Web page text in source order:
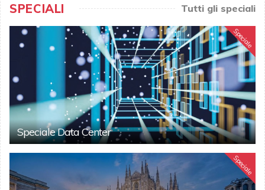
SPECIALI Tutti gli speciali
Speciale
Speciale Data Center
Speciale